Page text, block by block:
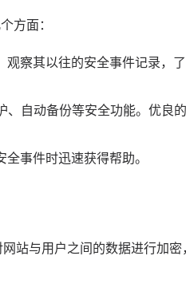
方面：
察其以往的安全事件记录，
自动备份等安全功能。优良
事件时迅速获得帮助。
站与用户之间的数据进行加密